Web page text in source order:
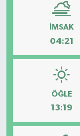
İMSAK
04:21
ÖĞLE
13:19